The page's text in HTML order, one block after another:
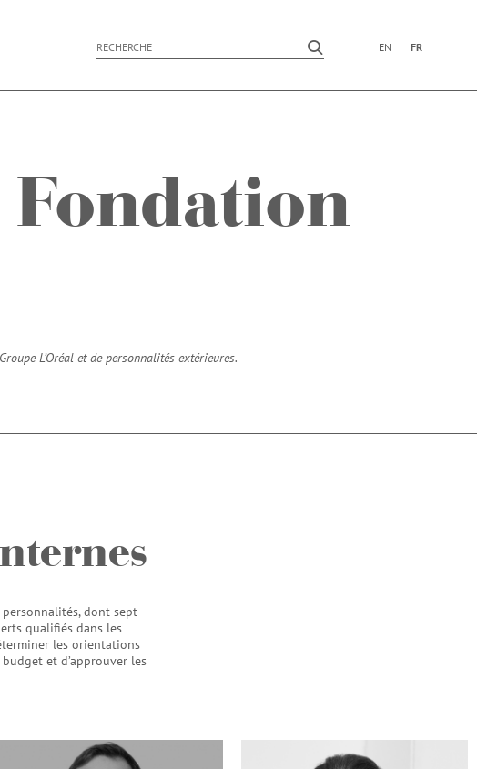
submit search
EN FR
L’Oréal et de personnalités extérieures.
dont sept
qualifiés dans les
les orientations
et d’approuver les